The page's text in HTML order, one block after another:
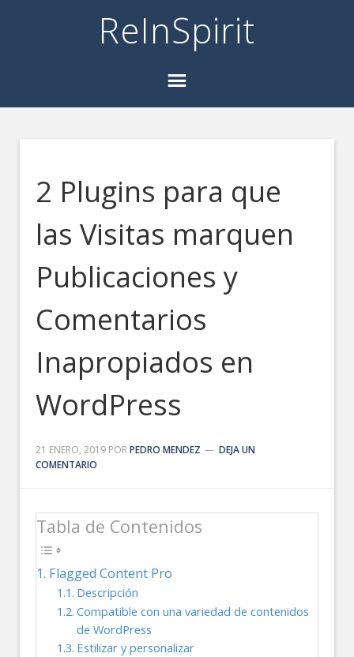
ReInSpirit
2 Plugins para que
las Visitas marquen
Publicaciones y
Comentarios
Inapropiados en
WordPress
21 ENERO, 2019 PORPEDRO MENDEZ
DEJA UN
COMENTARIO
Tabla de Contenidos
Flagged Content Pro
Descripción
Compatible con una variedad de contenidos
de WordPress
Estilizar y personalizar